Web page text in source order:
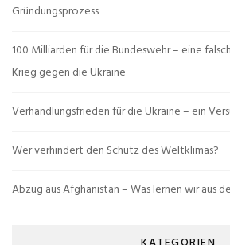
Gründungsprozess
100 Milliarden für die Bundeswehr – eine
Krieg gegen die Ukraine
Verhandlungsfrieden für die Ukraine – ein
Wer verhindert den Schutz des Weltklimas?
Abzug aus Afghanistan – Was lernen wir aus